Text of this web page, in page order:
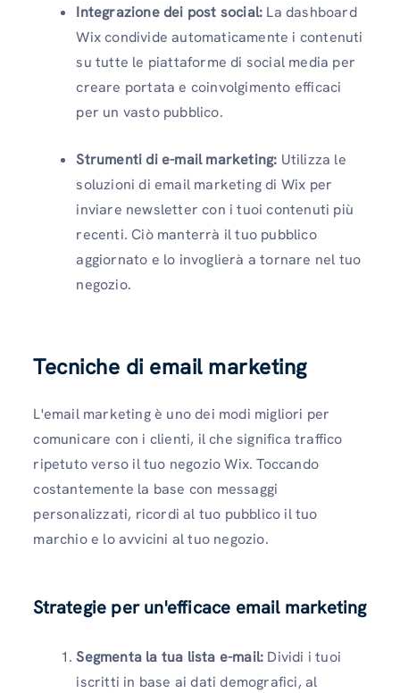
Integrazione dei post social: La dashboard
Wix condivide automaticamente i contenuti
su tutte le piattaforme di social media per
creare portata e coinvolgimento efficaci
per un vasto pubblico.
Strumenti di e-mail marketing: Utilizza le
soluzioni di email marketing di Wix per
inviare newsletter con i tuoi contenuti più
recenti. Ciò manterrà il tuo pubblico
aggiornato e lo invoglierà a tornare nel tuo
negozio.
Tecniche di email marketing
L'email marketing è uno dei modi migliori per
comunicare con i clienti, il che significa traffico
ripetuto verso il tuo negozio Wix. Toccando
costantemente la base con messaggi
personalizzati, ricordi al tuo pubblico il tuo
marchio e lo avvicini al tuo negozio.
Strategie per un'efficace email marketing
Segmenta la tua lista e-mail: Dividi i tuoi
iscritti in base ai dati demografici, al